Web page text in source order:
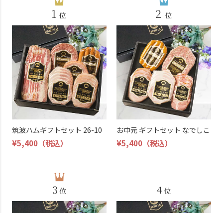
筑波ハムギフトセット 26-10
¥5,400 （税込）
お中元 ギフトセット なでしこ
¥5,400 （税込）